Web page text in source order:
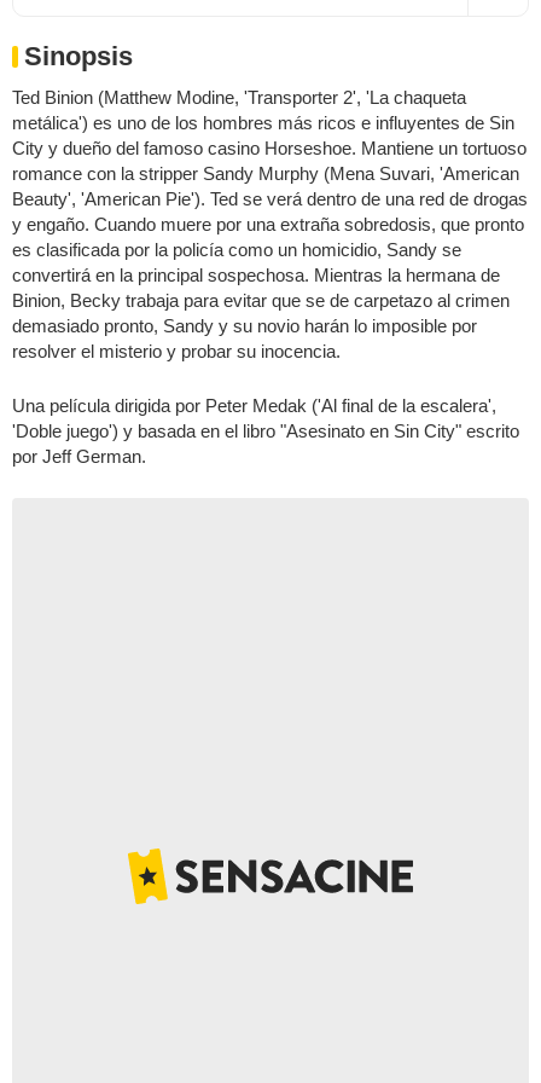
Sinopsis
Ted Binion (Matthew Modine, 'Transporter 2', 'La chaqueta
metálica') es uno de los hombres más ricos e influyentes de Sin
City y dueño del famoso casino Horseshoe. Mantiene un tortuoso
romance con la stripper Sandy Murphy (Mena Suvari, 'American
Beauty', 'American Pie'). Ted se verá dentro de una red de drogas
y engaño. Cuando muere por una extraña sobredosis, que pronto
es clasificada por la policía como un homicidio, Sandy se
convertirá en la principal sospechosa. Mientras la hermana de
Binion, Becky trabaja para evitar que se de carpetazo al crimen
demasiado pronto, Sandy y su novio harán lo imposible por
resolver el misterio y probar su inocencia.
Una película dirigida por Peter Medak ('Al final de la escalera',
'Doble juego') y basada en el libro "Asesinato en Sin City" escrito
por Jeff German.